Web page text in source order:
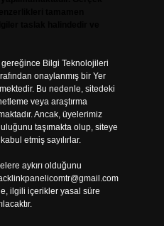
gereğince Bilgi Teknolojileri
onaylanmış bir Yer
Bu nedenle, sitedeki
veya araştırma
Ancak, üyelerimiz
taşımakta olup, siteye
etmiş sayılırlar.
aykırı olduğunu
ilgili içerikler yasal süre